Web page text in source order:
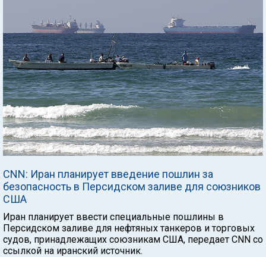
CNN: Иран планирует введение пошлин за
безопасность в Персидском заливе для союзников
США
Иран планирует ввести специальные пошлины в
Персидском заливе для нефтяных танкеров и торговых
судов, принадлежащих союзникам США, передает CNN со
ссылкой на иранский источник.